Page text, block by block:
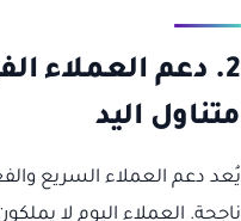
2. دعم العملاء
متناول اليد
يُعد دعم العملاء السريع
ناجحة. العملاء اليوم لا